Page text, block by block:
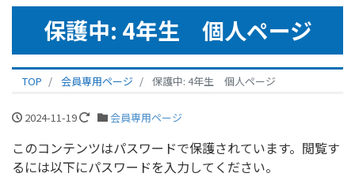
保護中: 4年生 個人ページ
TOP 会員専用ページ 保護中: 4年生 個人ページ
2024-11-19 会員専用ページ
このコンテンツはパスワードで保護されています。閲覧す
るには以下にパスワードを入力してください。